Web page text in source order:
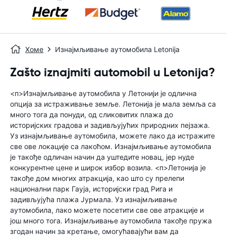
Хоме Изнајмљивање аутомобила Letonija
Zašto iznajmiti automobil u Letonija?
<п>Изнајмљивање аутомобила у Летонији је одлична
опција за истраживање земље. Летонија је мала земља са
много тога да понуди, од сликовитих плажа до
историјских градова и задивљујућих природних пејзажа.
Уз изнајмљивање аутомобила, можете лако да истражите
све ове локације са лакоћом. Изнајмљивање аутомобила
је такође одличан начин да уштедите новац, јер нуде
конкурентне цене и широк избор возила. <п>Летонија је
такође дом многих атракција, као што су прелепи
национални парк Гауја, историјски град Рига и
задивљујућа плажа Јурмала. Уз изнајмљивање
аутомобила, лако можете посетити све ове атракције и
још много тога. Изнајмљивање аутомобила такође пружа
згодан начин за кретање, омогућавајући вам да